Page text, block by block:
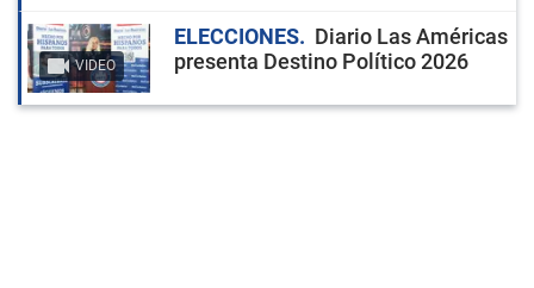
VIDEO
ELECCIONES
Diario Las Américas
presenta Destino Político 2026